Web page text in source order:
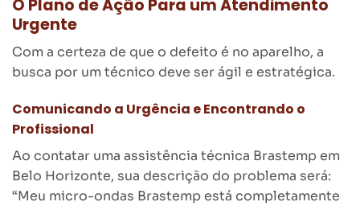
O Plano de Ação Para um Atendimento
Urgente
Com a certeza de que o defeito é no aparelho, a
busca por um técnico deve ser ágil e estratégica.
Comunicando a Urgência e Encontrando o
Profissional
Ao contatar uma assistência técnica Brastemp em
Belo Horizonte, sua descrição do problema será:
“Meu micro-ondas Brastemp está completamente